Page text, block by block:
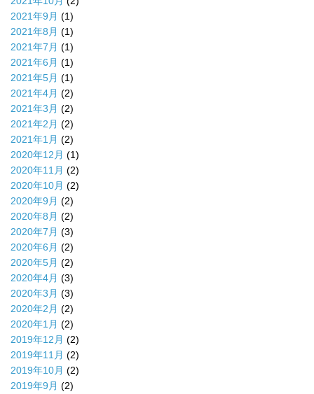
2021年9月 (1)
2021年8月 (1)
2021年7月 (1)
2021年6月 (1)
2021年5月 (1)
2021年4月 (2)
2021年3月 (2)
2021年2月 (2)
2021年1月 (2)
2020年12月 (1)
2020年11月 (2)
2020年10月 (2)
2020年9月 (2)
2020年8月 (2)
2020年7月 (3)
2020年6月 (2)
2020年5月 (2)
2020年4月 (3)
2020年3月 (3)
2020年2月 (2)
2020年1月 (2)
2019年12月 (2)
2019年11月 (2)
2019年10月 (2)
2019年9月 (2)